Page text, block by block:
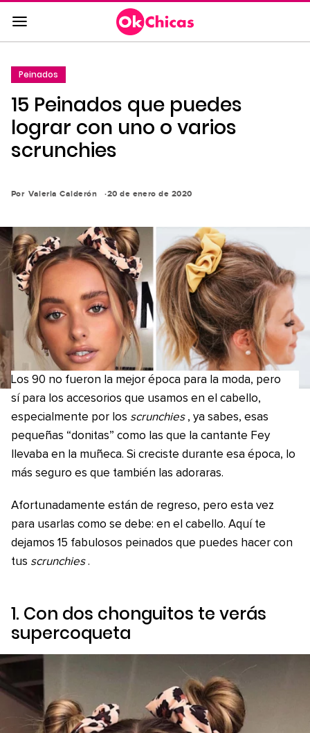
Saltar
al
contenido
la
navegación
principal
Peinados
15 Peinados que puedes
lograr con uno o varios
scrunchies
Por Valeria Calderón 20 de enero de 2020
Los 90 no fueron la mejor época para la moda, pero
sí para los accesorios que usamos en el cabello,
especialmente por los scrunchies , ya sabes, esas
pequeñas “donitas” como las que la cantante Fey
llevaba en la muñeca. Si creciste durante esa época, lo
más seguro es que también las adoraras.
Afortunadamente están de regreso, pero esta vez
para usarlas como se debe: en el cabello. Aquí te
dejamos 15 fabulosos peinados que puedes hacer con
tus scrunchies .
1. Con dos chonguitos te verás
supercoqueta